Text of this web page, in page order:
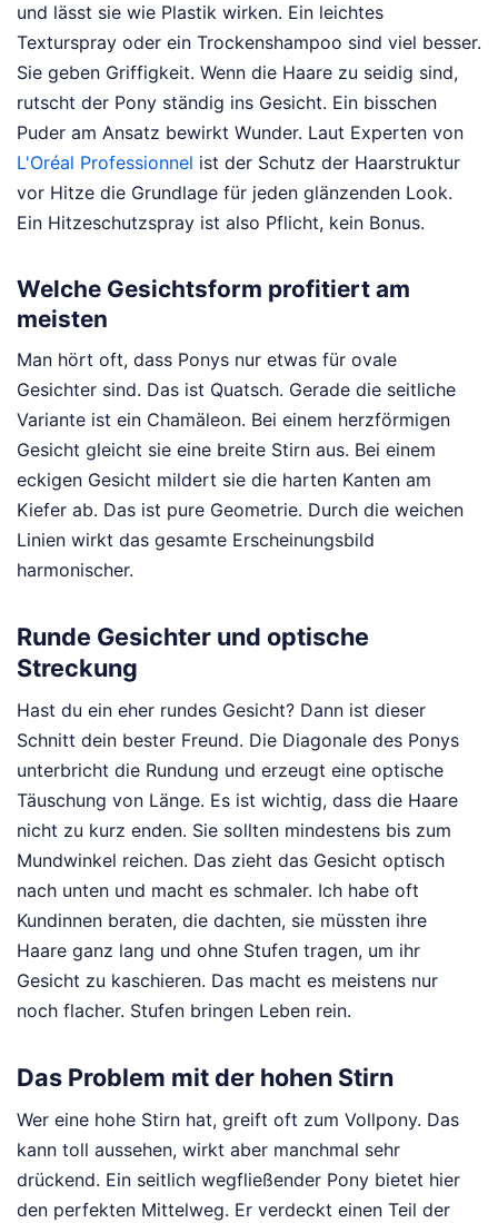
und lässt sie wie Plastik wirken. Ein leichtes
Texturspray oder ein Trockenshampoo sind viel besser.
Sie geben Griffigkeit. Wenn die Haare zu seidig sind,
rutscht der Pony ständig ins Gesicht. Ein bisschen
Puder am Ansatz bewirkt Wunder. Laut Experten von
L'Oréal Professionnel ist der Schutz der Haarstruktur
vor Hitze die Grundlage für jeden glänzenden Look.
Ein Hitzeschutzspray ist also Pflicht, kein Bonus.
Welche Gesichtsform profitiert am
meisten
Man hört oft, dass Ponys nur etwas für ovale
Gesichter sind. Das ist Quatsch. Gerade die seitliche
Variante ist ein Chamäleon. Bei einem herzförmigen
Gesicht gleicht sie eine breite Stirn aus. Bei einem
eckigen Gesicht mildert sie die harten Kanten am
Kiefer ab. Das ist pure Geometrie. Durch die weichen
Linien wirkt das gesamte Erscheinungsbild
harmonischer.
Runde Gesichter und optische
Streckung
Hast du ein eher rundes Gesicht? Dann ist dieser
Schnitt dein bester Freund. Die Diagonale des Ponys
unterbricht die Rundung und erzeugt eine optische
Täuschung von Länge. Es ist wichtig, dass die Haare
nicht zu kurz enden. Sie sollten mindestens bis zum
Mundwinkel reichen. Das zieht das Gesicht optisch
nach unten und macht es schmaler. Ich habe oft
Kundinnen beraten, die dachten, sie müssten ihre
Haare ganz lang und ohne Stufen tragen, um ihr
Gesicht zu kaschieren. Das macht es meistens nur
noch flacher. Stufen bringen Leben rein.
Das Problem mit der hohen Stirn
Wer eine hohe Stirn hat, greift oft zum Vollpony. Das
kann toll aussehen, wirkt aber manchmal sehr
drückend. Ein seitlich wegfließender Pony bietet hier
den perfekten Mittelweg. Er verdeckt einen Teil der